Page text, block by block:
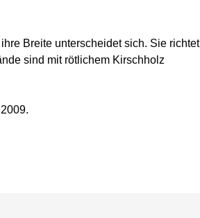
Breite unterscheidet sich. Sie richtet
sind mit rötlichem Kirschholz